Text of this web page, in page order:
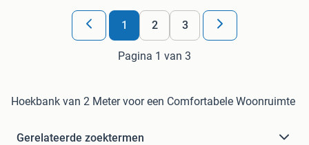
1 2 3
Pagina 1 van 3
Hoekbank van 2 Meter voor een Comfortabele Woonruimte
Gerelateerde zoektermen